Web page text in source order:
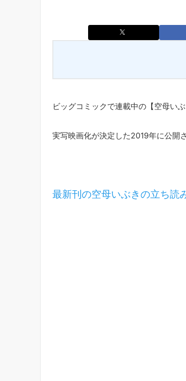
ビッグコミックで連載中の【空母い
実写映画化が決定した2019年に公開
最新刊の空母いぶきの立ち読